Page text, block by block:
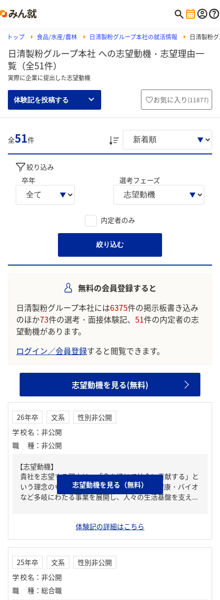
トップ 食品/水産/農林 日清製粉グループ本社の就活情報 日清製粉
日清製粉グループ本社 への志望動機・志望理由一
覧（全51件）
実際に企業に提出した志望動機
体験記を投稿する お気に入り (11877)
全51件
絞り込み
卒年
選考フェーズ
内定者のみ
絞り込む
無料の会員登録すると
日清製粉グループ本社には6375件の掲示板書き込み
のほか73件の選考・面接体験記、 51件の内定者の志
望動機があります。
ログイン／会員登録すると閲覧できます。
志望動機を見る(無料)
26年卒 文系
性別非公開
学校名 ： 非公開
職種 ： 非公開
【志望動機】
貴社を志望する理由は、「食を通じて社会に貢献する」と
いう理念のもと、製粉をはじめとした食品・健康・バイオ
など多岐にわたる事業を展開し、人々の生活基盤を支え...
体験記の詳細はこちら
志望動機を見る（無料）
25年卒 文系
性別非公開
学校名 ： 非公開
職種 ： 総合職